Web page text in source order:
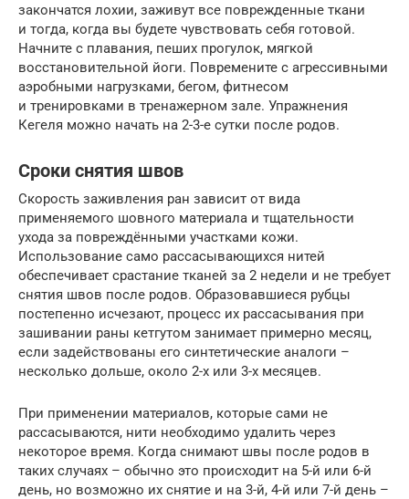
закончатся лохии, заживут все поврежденные ткани
и тогда, когда вы будете чувствовать себя готовой.
Начните с плавания, пеших прогулок, мягкой
восстановительной йоги. Повремените с агрессивными
аэробными нагрузками, бегом, фитнесом
и тренировками в тренажерном зале. Упражнения
Кегеля можно начать на 2-3-е сутки после родов.
Сроки снятия швов
Скорость заживления ран зависит от вида
применяемого шовного материала и тщательности
ухода за повреждёнными участками кожи.
Использование само рассасывающихся нитей
обеспечивает срастание тканей за 2 недели и не требует
снятия швов после родов. Образовавшиеся рубцы
постепенно исчезают, процесс их рассасывания при
зашивании раны кетгутом занимает примерно месяц,
если задействованы его синтетические аналоги –
несколько дольше, около 2-х или 3-х месяцев.
При применении материалов, которые сами не
рассасываются, нити необходимо удалить через
некоторое время. Когда снимают швы после родов в
таких случаях – обычно это происходит на 5-й или 6-й
день, но возможно их снятие и на 3-й, 4-й или 7-й день –